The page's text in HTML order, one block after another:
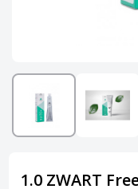
1.0 ZWART